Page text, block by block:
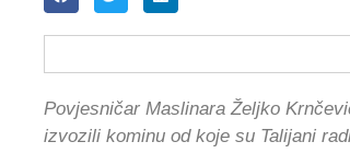
Povjesničar Maslinara Željko
izvozili kominu od koje su Talijani